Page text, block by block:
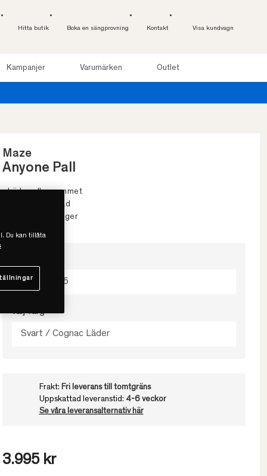
Hitta butik Boka en sängprovning Kontakt Visa kundvagn
Kampanjer Varumärken Outlet
Maze
Anyone Pall
• Läder eller sammet
• Svensktillverkad
• Finns i flera färger
64x27.5x55
Välj färg
Svart / Cognac Läder
Frakt: Fri leverans till tomtgräns
Uppskattad leveranstid: 4-6 veckor
Se våra leveransalternativ här
3.995 kr
Du kan tillåta